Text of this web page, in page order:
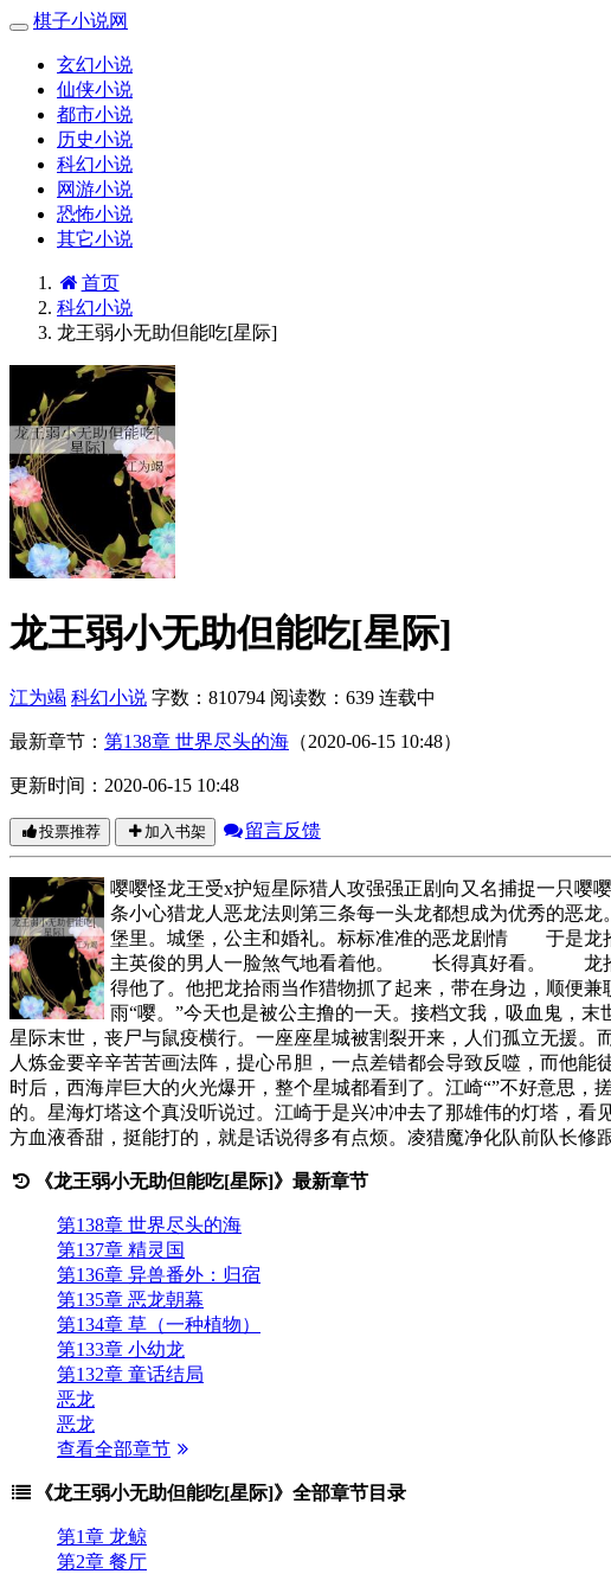
棋子小说网
玄幻小说
仙侠小说
都市小说
历史小说
科幻小说
网游小说
恐怖小说
其它小说
首页
科幻小说
龙王弱小无助但能吃[星际]
龙王弱小无助但能吃[星际]
江为竭 科幻小说 字数：810794 阅读数：639 连载中
最新章节： 第138章 世界尽头的海 （2020-06-15 10:48）
更新时间：2020-06-15 10:48
投票推荐 加入书架 留言反馈
嘤嘤怪龙王受x护短星际猎人攻强强正剧向又名捕捉一只嘤
条小心猎龙人恶龙法则第三条每一头龙都想成为优秀的恶
堡里。城堡，公主和婚礼。标标准准的恶龙剧情 于是龙
主英俊的男人一脸煞气地看着他。 长得真好看。 龙拾
得他了。他把龙拾雨当作猎物抓了起来，带在身边，顺便
雨“嘤。”今天也是被公主撸的一天。接档文我，吸血鬼，
星际末世，丧尸与鼠疫横行。一座座星城被割裂开来，人们孤立无援
人炼金要辛辛苦苦画法阵，提心吊胆，一点差错都会导致反噬，而他
时后，西海岸巨大的火光爆开，整个星城都看到了。江崎“”不好意思
的。星海灯塔这个真没听说过。江崎于是兴冲冲去了那雄伟的灯塔，
方血液香甜，挺能打的，就是话说得多有点烦。凌猎魔净化队前队长
《龙王弱小无助但能吃[星际]》最新章节
第138章 世界尽头的海
第137章 精灵国
第136章 异兽番外：归宿
第135章 恶龙朝幕
第134章 草（一种植物）
第133章 小幼龙
第132章 童话结局
恶龙
恶龙
查看全部章节
《龙王弱小无助但能吃[星际]》全部章节目录
第1章 龙鲸
第2章 餐厅